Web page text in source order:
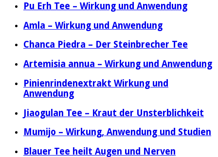
Pu Erh Tee – Wirkung und Anwendung
Amla – Wirkung und Anwendung
Chanca Piedra – Der Steinbrecher Tee
Artemisia annua – Wirkung und Anwendung
Pinienrindenextrakt Wirkung und
Anwendung
Jiaogulan Tee – Kraut der Unsterblichkeit
Mumijo – Wirkung, Anwendung und Studien
Blauer Tee heilt Augen und Nerven